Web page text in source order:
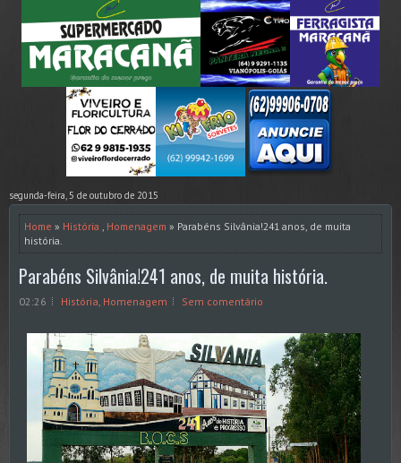
segunda-feira, 5 de outubro de 2015
Home » História , Homenagem » Parabéns Silvânia!241 anos, de muita
história.
Parabéns Silvânia!241 anos, de muita história.
02:26 História, Homenagem Sem comentário